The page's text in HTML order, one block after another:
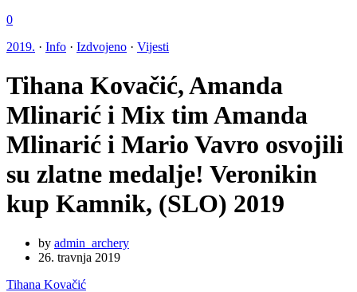
0
2019. · Info · Izdvojeno · Vijesti
Tihana Kovačić, Amanda
Mlinarić i Mix tim Amanda
Mlinarić i Mario Vavro osvojili
su zlatne medalje! Veronikin
kup Kamnik, (SLO) 2019
by admin_archery
26. travnja 2019
Tihana Kovačić